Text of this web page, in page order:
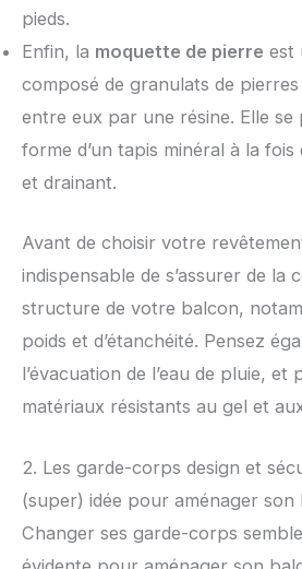
pieds.
Enfin, la moquette de pierre est
composé de granulats de
entre eux par une résine. Elle se
forme d’un tapis minéral à la
et drainant.
Avant de choisir votre
indispensable de s’assurer de la
structure de votre balcon,
poids et d’étanchéité. Pensez
l’évacuation de l’eau de pluie, et
matériaux résistants au gel et
2. Les garde-corps design et
(super) idée pour aménager son
Changer ses garde-corps